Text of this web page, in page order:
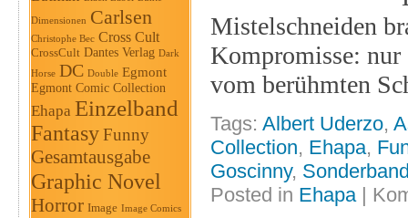
Dimensionen Carlsen
Christophe Bec Cross Cult
CrossCult Dantes Verlag Dark
Horse DC Double Egmont
Egmont Comic Collection
Ehapa Einzelband
FantasyFunny
Gesamtausgabe
Graphic Novel
Horror Image Image Comics
Mistelschneiden
Kompromisse: nur
vom berühmten
Tags: Albert Uderzo,
Collection, Ehapa,
Goscinny,
Posted in Ehapa |